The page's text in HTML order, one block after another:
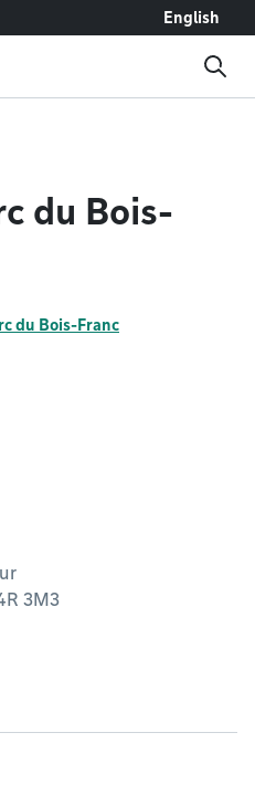
English
du Bois-
du Bois-Franc
3M3